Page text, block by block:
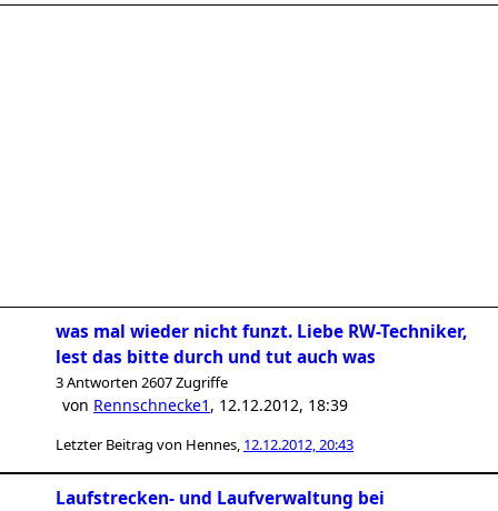
was mal wieder nicht funzt. Liebe RW-Techniker,
lest das bitte durch und tut auch was
3 Antworten 2607 Zugriffe
von Rennschnecke1 , 12.12.2012, 18:39
Letzter Beitrag von Hennes, 12.12.2012, 20:43
Laufstrecken- und Laufverwaltung bei